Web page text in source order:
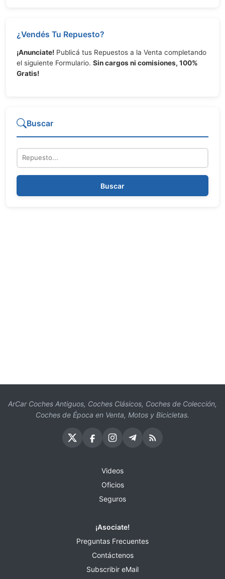
¿Vendés Tu Repuesto?
¡Anunciate! Publicá tus Repuestos a la Venta completando
el siguiente Formulario. Sin cargos ni comisiones, 100%
Gratis!
Buscar
Repuesto
Buscar
ArCar Coches Antiguos, Coches Clásicos, Coches de Colección,
Coches de Época en Venta, Motos y Bicicletas.
Videos
Oficios
Seguros
¡Asociate!
Preguntas Frecuentes
Contáctenos
Subscribir eMail